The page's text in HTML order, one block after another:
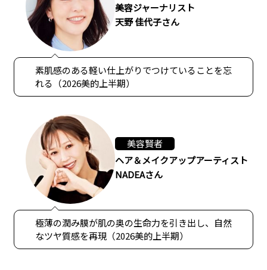
美容ジャーナリスト
天野 佳代子さん
素肌感のある軽い仕上がりでつけていることを忘
れる（2026美的上半期）
美容賢者
ヘア＆メイクアップアーティスト
NADEAさん
極薄の潤み膜が肌の奥の生命力を引き出し、自然
なツヤ質感を再現（2026美的上半期）